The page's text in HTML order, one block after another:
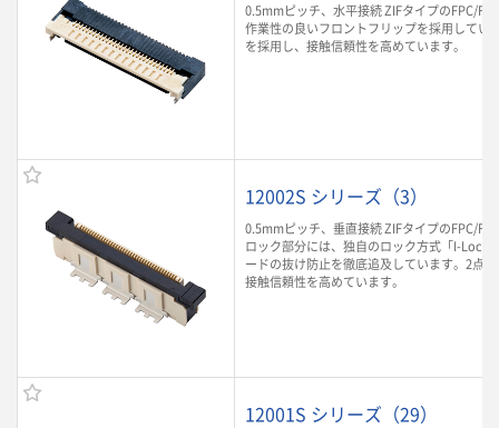
0.5mmピッチ、水平接続 ZIFタイプのFPC/
作業性の良いフロントフリップを採用してい
を採用し、接触信頼性を高めています。
12002S シリーズ（3）
0.5mmピッチ、垂直接続 ZIFタイプのFPC/
ロック部分には、独自のロック方式「I-Lock
ードの抜け防止を徹底追及しています。2点
接触信頼性を高めています。
12001S シリーズ（29）